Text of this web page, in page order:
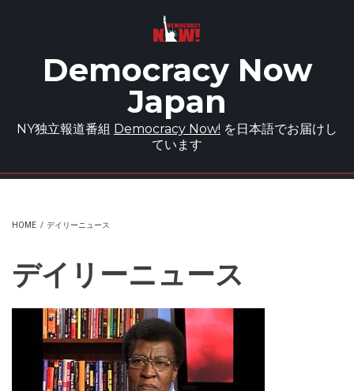
Democracy Now
Japan
NY独立報道番組 Democracy Now! を日本語でお届けし
ています
HOME / デイリーニュース
デイリーニュース